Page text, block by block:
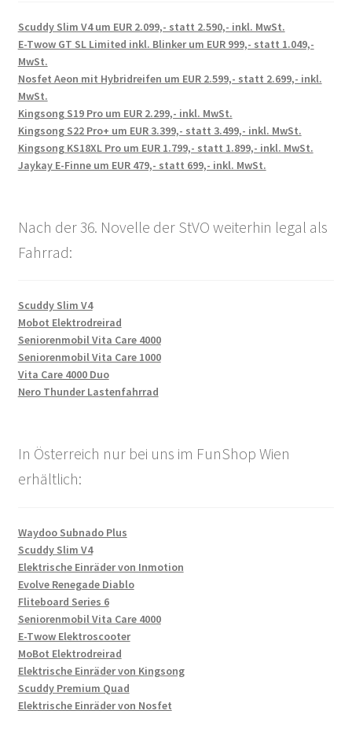
Scuddy Slim V4 um EUR 2.099,- statt 2.590,- inkl. MwSt.
E-Twow GT SL Limited inkl. Blinker um EUR 999,- statt 1.049,-
MwSt.
Nosfet Aeon mit Hybridreifen um EUR 2.599,- statt 2.699,- inkl.
MwSt.
Kingsong S19 Pro um EUR 2.299,- inkl. MwSt.
Kingsong S22 Pro+ um EUR 3.399,- statt 3.499,- inkl. MwSt.
Kingsong KS18XL Pro um EUR 1.799,- statt 1.899,- inkl. MwSt.
Jaykay E-Finne um EUR 479,- statt 699,- inkl. MwSt.
Nach der 36. Novelle der StVO weiterhin legal als
Fahrrad:
Scuddy Slim V4
Mobot Elektrodreirad
Seniorenmobil Vita Care 4000
Seniorenmobil Vita Care 1000
Vita Care 4000 Duo
Nero Thunder Lastenfahrrad
In Österreich nur bei uns im FunShop Wien
erhältlich:
Waydoo Subnado Plus
Scuddy Slim V4
Elektrische Einräder von Inmotion
Evolve Renegade Diablo
Fliteboard Series 6
Seniorenmobil Vita Care 4000
E-Twow Elektroscooter
MoBot Elektrodreirad
Elektrische Einräder von Kingsong
Scuddy Premium Quad
Elektrische Einräder von Nosfet